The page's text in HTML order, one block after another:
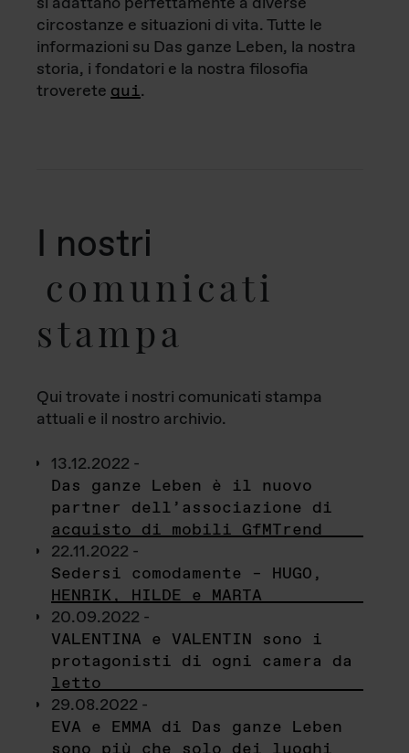
circostanze e situazioni di vita. Tutte le
informazioni su Das ganze Leben, la nostra
storia, i fondatori e la nostra filosofia
troverete qui.
I nostri
comunicati
stampa
Qui trovate i nostri comunicati stampa
attuali e il nostro archivio.
13.12.2022 -
Das ganze Leben è il nuovo
partner dell’associazione di
acquisto di mobili GfMTrend
22.11.2022 -
Sedersi comodamente – HUGO,
HENRIK, HILDE e MARTA
20.09.2022 -
VALENTINA e VALENTIN sono i
protagonisti di ogni camera da
letto
29.08.2022 -
EVA e EMMA di Das ganze Leben
sono più che solo dei luoghi